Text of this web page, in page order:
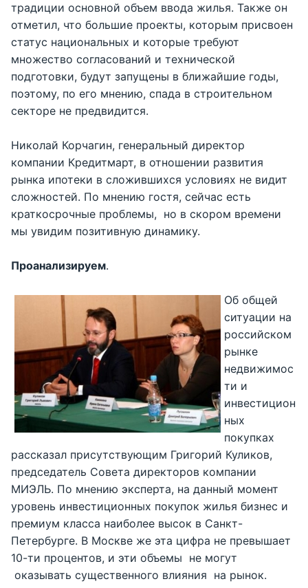
традиции основной объем ввода жилья. Также он
отметил, что большие проекты, которым присвоен
статус национальных и которые требуют
множество согласований и технической
подготовки, будут запущены в ближайшие годы,
поэтому, по его мнению, спада в строительном
секторе не предвидится.
Николай Корчагин, генеральный директор
компании Кредитмарт, в отношении развития
рынка ипотеки в сложившихся условиях не видит
сложностей. По мнению гостя, сейчас есть
краткосрочные проблемы, но в скором времени
мы увидим позитивную динамику.
Проанализируем.
Об общей
ситуации на
российском
рынке
недвижимос
ти и
инвестицион
ных
покупках
рассказал присутствующим Григорий Куликов,
председатель Совета директоров компании
МИЭЛЬ. По мнению эксперта, на данный момент
уровень инвестиционных покупок жилья бизнес и
премиум класса наиболее высок в Санкт-
Петербурге. В Москве же эта цифра не превышает
10-ти процентов, и эти объемы не могут
оказывать существенного влияния на рынок.